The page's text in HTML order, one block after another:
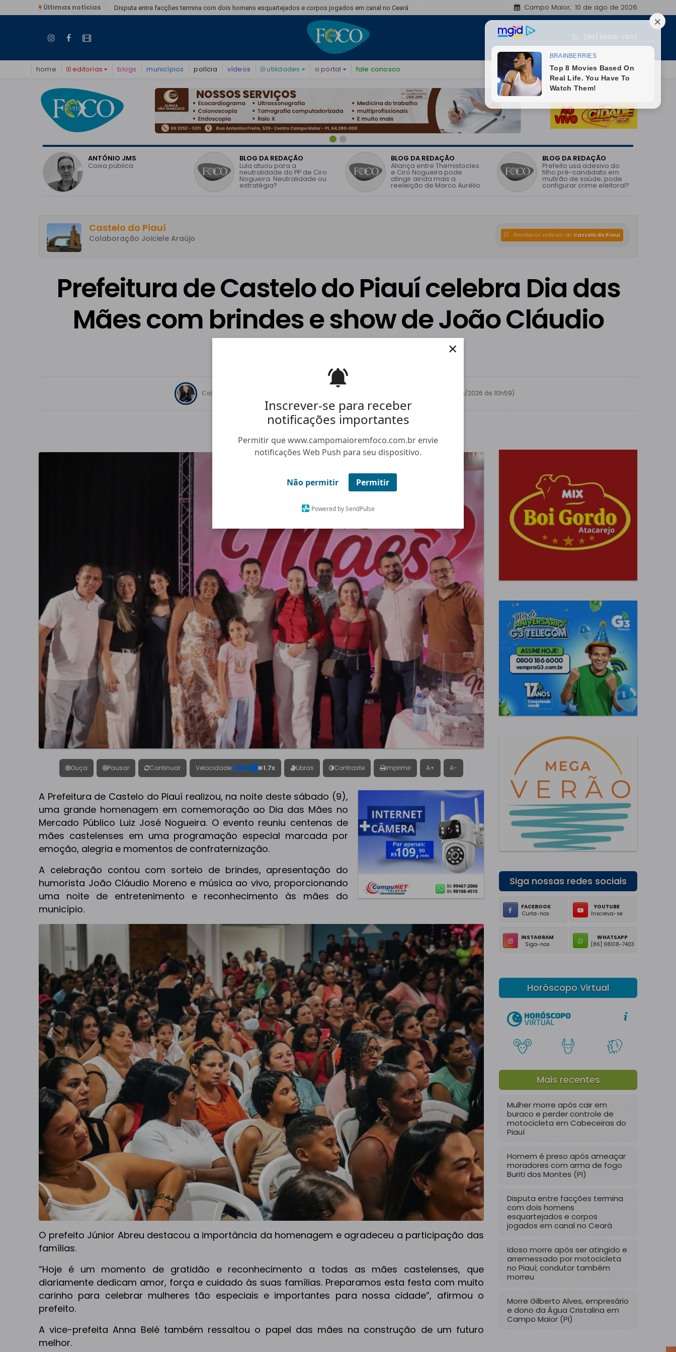
Inscrever-se para receber
notificações importantes
Permitir que www.campomaioremfoco.com.br envie
notificações Web Push para seu dispositivo.
Não permitir Permitir
Powered by SendPulse
×
Últimas notícias Idoso morre após ser atingido e arremessado por motocicleta no Piauí; condutor também morreu Morre Gilberto Alves, empresário e dono da Água
Campo Maior, 10 de ago de 2026
[86] 98108-7403
home editorias blogs municípios polícia vídeos utilidades o portal fale conosco
ANTÔNIO JMS
Coisa pública
BLOG DA REDAÇÃO
Lula atuou para a
neutralidade do PP de Ciro
Nogueira. Neutralidade ou
estratégia?
BLOG DA REDAÇÃO
Aliança entre Themistocles
e Ciro Nogueira pode
atingir ainda mais a
reeleição de Marco Aurélio
BLOG DA REDAÇÃO
Prefeito usa adesivo do
filho pré-candidato em
mutirão de saúde; pode
configurar crime eleitoral?
Castelo do Piauí
Colaboração Joiciele Araújo Receba as notícias de Castelo do Piauí
Prefeitura de Castelo do Piauí celebra Dia das
Mães com brindes e show de João Cláudio
Moreno
Colaboração Joiciele Araújo 13/05/2026 às 10h59)
Compartilhar FacebookTwitter Whatsapp
Ouça Pausar Continuar Velocidade: 1.7x Libras Contraste Imprimir A+ A-
A Prefeitura de Castelo do Piauí realizou, na noite deste sábado (9),
uma grande homenagem em comemoração ao Dia das Mães no
Mercado Público Luiz José Nogueira. O evento reuniu centenas de
mães castelenses em uma programação especial marcada por
emoção, alegria e momentos de confraternização.
A celebração contou com sorteio de brindes, apresentação do
humorista João Cláudio Moreno e música ao vivo, proporcionando
uma noite de entretenimento e reconhecimento às mães do
município.
O prefeito Júnior Abreu destacou a importância da homenagem e agradeceu a participação das
famílias.
“Hoje é um momento de gratidão e reconhecimento a todas as mães castelenses, que
diariamente dedicam amor, força e cuidado às suas famílias. Preparamos esta festa com muito
carinho para celebrar mulheres tão especiais e importantes para nossa cidade”, afirmou o
prefeito.
A vice-prefeita Anna Belé também ressaltou o papel das mães na construção de um futuro
melhor.
Siga nossas redes sociais
FACEBOOK
Curta-nos
YOUTUBE
Inscreva-se
INSTAGRAM
Siga-nos
WHATSAPP
[86] 98108-7403
Horóscopo Virtual
Mais recentes
Mulher morre após cair em
buraco e perder controle de
motocicleta em Cabeceiras do
Piauí
Homem é preso após ameaçar
moradores com arma de fogo
Buriti dos Montes (PI)
Disputa entre facções termina
com dois homens
esquartejados e corpos
jogados em canal no Ceará
Idoso morre após ser atingido e
arremessado por motocicleta
no Piauí; condutor também
morreu
Morre Gilberto Alves, empresário
e dono da Água Cristalina em
Campo Maior (PI)